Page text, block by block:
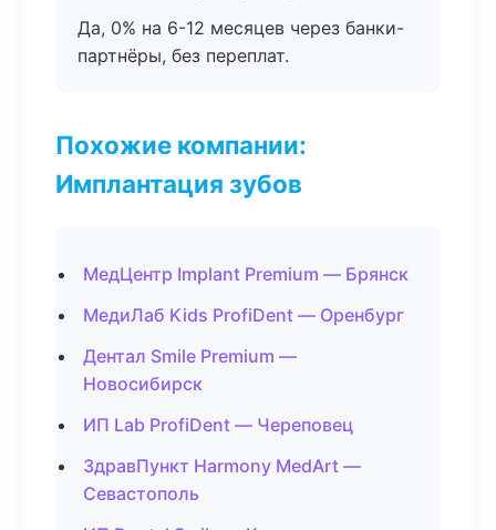
Да, 0% на 6-12 месяцев через банки-
партнёры, без переплат.
Похожие компании:
Имплантация зубов
МедЦентр Implant Premium — Брянск
МедиЛаб Kids ProfiDent — Оренбург
Дентал Smile Premium —
Новосибирск
ИП Lab ProfiDent — Череповец
ЗдравПункт Harmony MedArt —
Севастополь